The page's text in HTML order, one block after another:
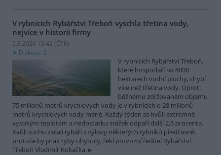
V rybnících Rybářství Třeboň vyschla třetina vody,
nejvíce v historii firmy
5.8.2026 15:42 (ČTK)
Diskuse: 2
V rybnících Rybářství Třeboň,
které hospodaří na 8000
hektarech vodní plochy, chybí
více než třetina vody. Oproti
běžnému zdržovaném objemu
75 milionů metrů krychlových vody je v rybnících o 28 milionů
metrů krychlových vody méně. Každý týden se kvůli extrémně
vysokým teplotám a nedostatku srážek odpaří další 2,5 procenta.
Kvůli suchu začali rybáři s výlovy některých rybníků předčasně,
protože by jinak ryby uhynuly, řekl provozní ředitel Rybářství
Třeboň Vladimír Kukačka.